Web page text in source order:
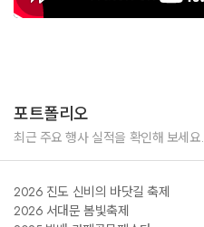
포트폴리오
최근 주요 행사 실적을 확인해 보세요.
2026 진도 신비의 바닷길 축제
2026 서대문 봄빛축제